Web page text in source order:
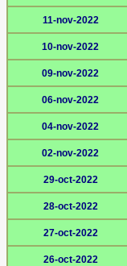
11-nov-2022
10-nov-2022
09-nov-2022
06-nov-2022
04-nov-2022
02-nov-2022
29-oct-2022
28-oct-2022
27-oct-2022
26-oct-2022